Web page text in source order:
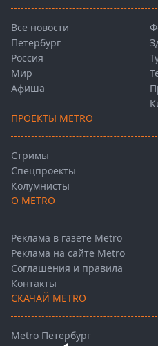
Все новости
Петербург
Россия
Мир
Афиша
ПРОЕКТЫ METRO
Стримы
Спецпроекты
Колумнисты
О METRO
Реклама в газете Metro
Реклама на сайте Metro
Соглашения и правила
Контакты
СКАЧАЙ METRO
Metro Петербург